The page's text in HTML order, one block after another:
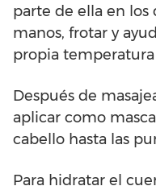
parte de ella en los
manos, frotar y
propia
Después de
aplicar como
cabello hasta las
Para hidratar el